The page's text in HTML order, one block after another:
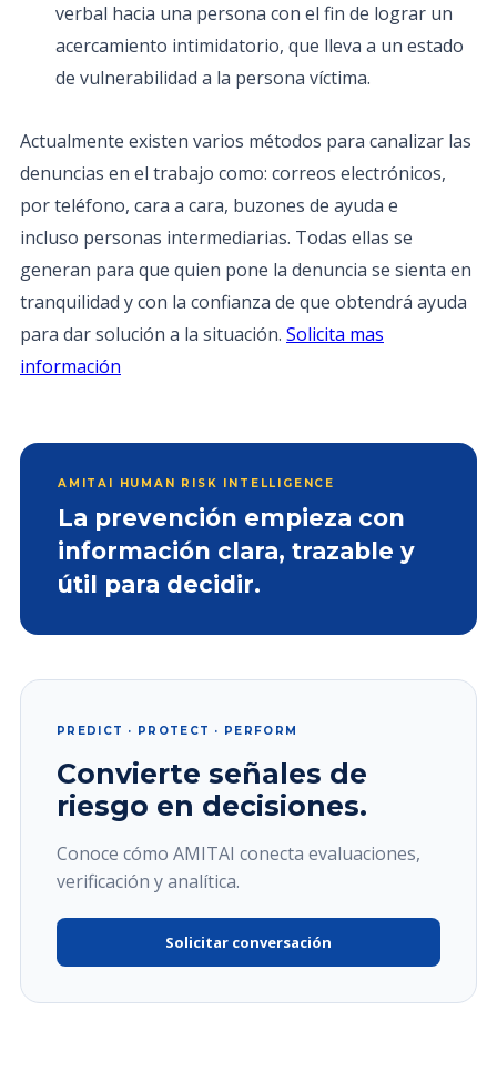
verbal hacia una persona con el fin de lograr un
acercamiento intimidatorio, que lleva a un estado
de vulnerabilidad a la persona víctima.
Actualmente existen varios métodos para canalizar las
denuncias en el trabajo como: correos electrónicos,
por teléfono, cara a cara, buzones de ayuda e
incluso personas intermediarias. Todas ellas se
generan para que quien pone la denuncia se sienta en
tranquilidad y con la confianza de que obtendrá ayuda
para dar solución a la situación. Solicita mas
información
AMITAI HUMAN RISK INTELLIGENCE
La prevención empieza con
información clara, trazable y
útil para decidir.
PREDICT · PROTECT · PERFORM
Convierte señales de
riesgo en decisiones.
Conoce cómo AMITAI conecta evaluaciones,
verificación y analítica.
Solicitar conversación